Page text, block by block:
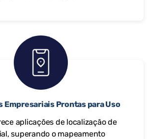
Empresariais Prontas para Uso
aplicações de localização de
superando o mapeamento